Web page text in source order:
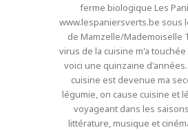
ferme biologique Les
www.lespaniersverts.be sous
de Mamzelle/Mademoiselle
virus de la cuisine m'a
voici une quinzaine
cuisine est devenue ma
légumie, on cause cuisine et
voyageant dans les
littérature, musique et